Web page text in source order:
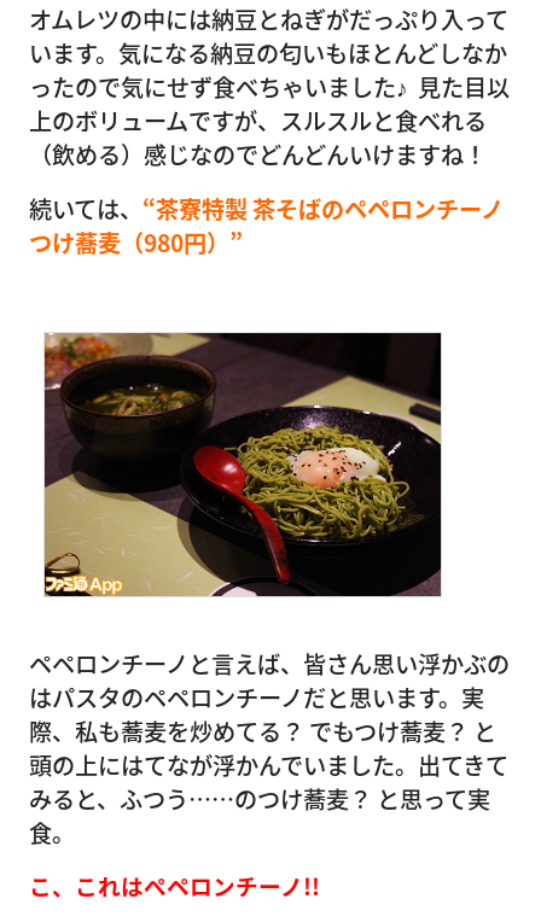
オムレツの中には納豆とねぎがだっぷり入って
います。気になる納豆の匂いもほとんどしなか
ったので気にせず食べちゃいました♪ 見た目以
上のボリュームですが、スルスルと食べれる
（飲める）感じなのでどんどんいけますね！
続いては、 “茶寮特製 茶そばのペペロンチーノ
つけ蕎麦（980円）”
ペペロンチーノと言えば、皆さん思い浮かぶの
はパスタのペペロンチーノだと思います。実
際、私も蕎麦を炒めてる？ でもつけ蕎麦？ と
頭の上にはてなが浮かんでいました。出てきて
みると、ふつう……のつけ蕎麦？ と思って実
食。
こ、これはぺペロンチーノ!!